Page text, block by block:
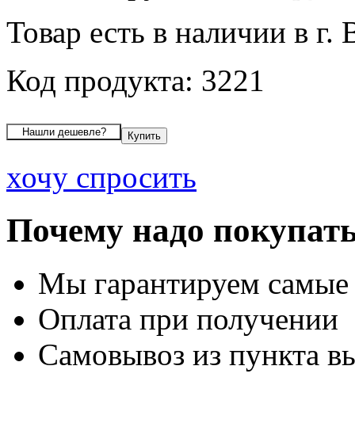
Товар есть в наличии в г.
Код продукта: 3221
хочу спросить
Почему надо
Мы гарантируем
Оплата при получении
Самовывоз из пункта